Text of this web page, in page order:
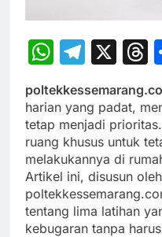
X
harian yang padat,
tetap menjadi
ruang khusus untuk
melakukannya di
Artikel ini, disusun
tentang lima latihan
kebugaran tanpa